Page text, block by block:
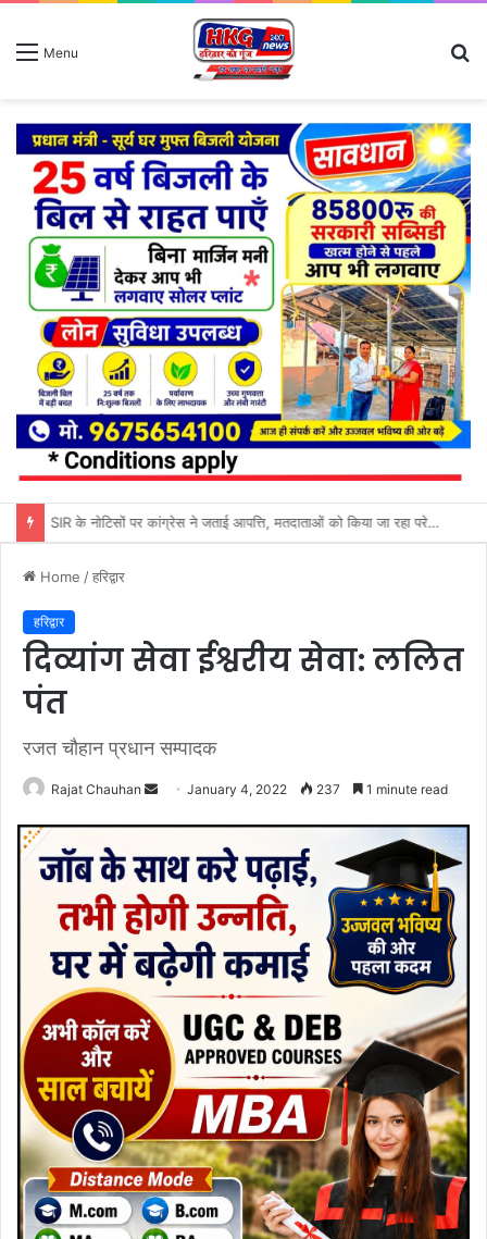
Menu
SIR के नोटिसों पर कांग्रेस ने जताई आपत्ति, मतदाताओं को किया जा रहा परेशान: राष्ट्रीय प्रवक्ता आलोक शर्मा
Home /हरिद्वार
हरिद्वार
दिव्यांग सेवा ईश्वरीय सेवा: ललित
पंत
रजत चौहान प्रधान सम्पादक
Rajat Chauhan
Send January 4, 2022 237 1 minute read